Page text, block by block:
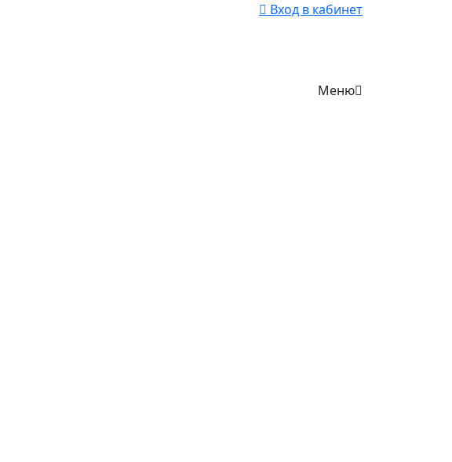
Вход в кабинет
Меню